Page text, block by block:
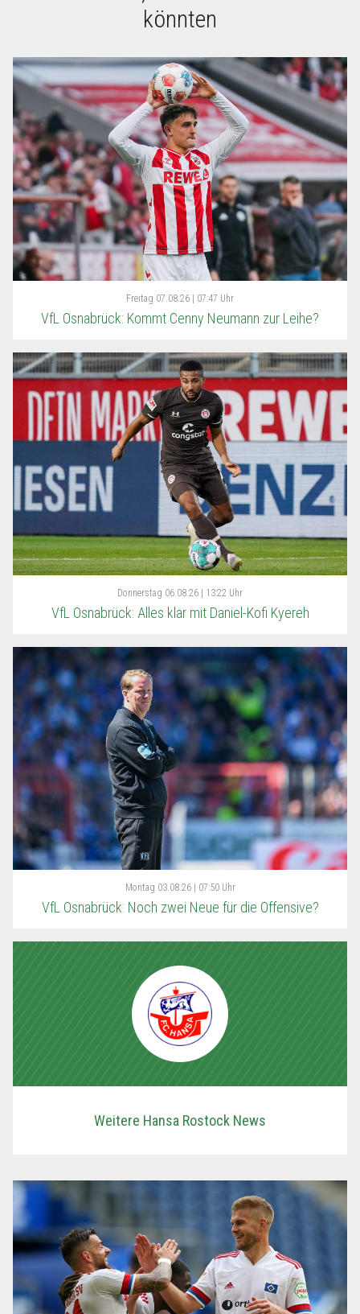
könnten
Freitag 07.08.26 | 07:47 Uhr
VfL Osnabrück: Kommt Cenny Neumann zur Leihe?
Donnerstag 06.08.26 | 13:22 Uhr
VfL Osnabrück: Alles klar mit Daniel-Kofi Kyereh
Montag 03.08.26 | 07:50 Uhr
VfL Osnabrück: Noch zwei Neue für die Offensive?
Weitere Hansa Rostock News